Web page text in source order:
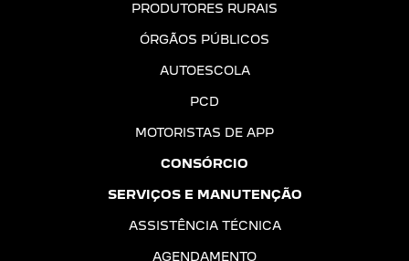
PRODUTORES RURAIS
ÓRGÃOS PÚBLICOS
AUTOESCOLA
PCD
MOTORISTAS DE APP
CONSÓRCIO
SERVIÇOS E MANUTENÇÃO
ASSISTÊNCIA TÉCNICA
AGENDAMENTO